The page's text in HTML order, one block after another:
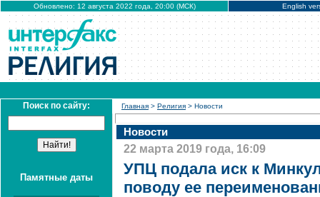
Обновлено: 12 августа 2022 года, 20:00 (МСК) English
Поиск по сайту:
Памятные даты
Главная > Религия > Новости
Новости
22 марта 2019 года, 16:09
УПЦ подала иск к
поводу ее